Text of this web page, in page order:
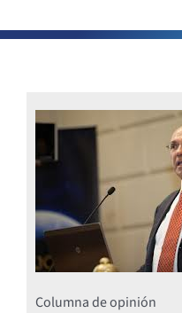
Columna de opinión